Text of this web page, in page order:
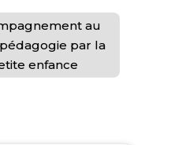
au
par la
enfance